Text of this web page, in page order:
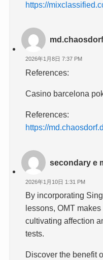
https://
2026年1月8日 7:37 PM
References:
Casino barcelona
References:
https://
secondary e
2026年1月10日 1:31 PM
By incorporating
lessons, OMT
cultivating affection
tests.
Discover tһe benefit